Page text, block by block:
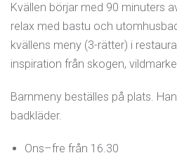
Kvällen börjar med 90 minuters
relax med bastu och
kvällens meny (3-rätter) i
inspiration från skogen,
Barnmeny beställes på plats.
badkläder.
Ons–fre från 16.30